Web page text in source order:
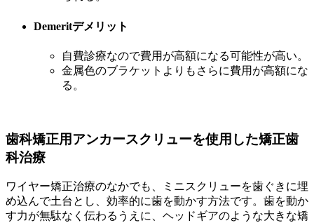
Demeritデメリット
自費診療なので費用が高額になる可能性が高い。
金属色のブラケットよりもさらに費用が高額にな
る。
歯科矯正用アンカースクリューを使用した矯正歯
科治療
ワイヤー矯正治療のなかでも、ミニスクリューを歯ぐきに埋
め込んで土台とし、効率的に歯を動かす方法です。歯を動か
す力が無駄なく伝わるうえに、ヘッドギアのような大きな矯